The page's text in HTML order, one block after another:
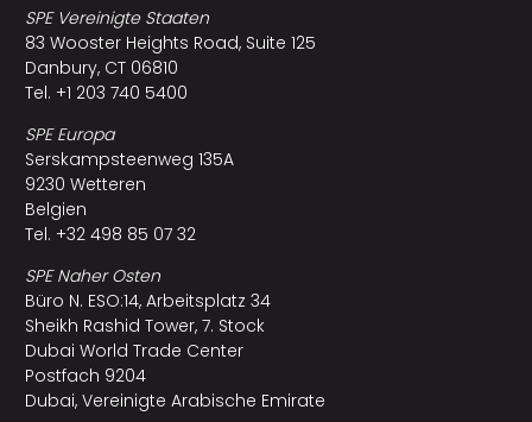
SPE Vereinigte Staaten
83 Wooster Heights Road, Suite 125
Danbury, CT 06810
Tel. +1 203 740 5400
SPE Europa
Serskampsteenweg 135A
9230 Wetteren
Belgien
Tel. +32 498 85 07 32
SPE Naher Osten
Büro N. ESO:14, Arbeitsplatz 34
Sheikh Rashid Tower, 7. Stock
Dubai World Trade Center
Postfach 9204
Dubai, Vereinigte Arabische Emirate